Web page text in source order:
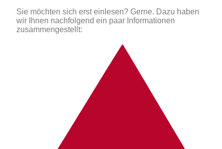
Sie möchten sich erst einlesen? Gerne. Dazu haben
wir Ihnen nachfolgend ein paar Informationen
zusammengestellt: